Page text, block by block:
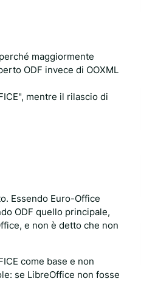
maggiormente
ODF invece di OOXML
mentre il rilascio di
Essendo Euro-Office
ODF quello principale,
e non è detto che non
come base e non
se LibreOffice non fosse